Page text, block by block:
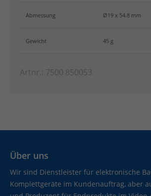
Abmessung Ø19 x 54.8 mm
Gewicht 45 g
Artnr.: 7500 850053
Über uns
Wir sind Dienstleister für elektronische
Komplettgeräte im Kundenauftrag, aber